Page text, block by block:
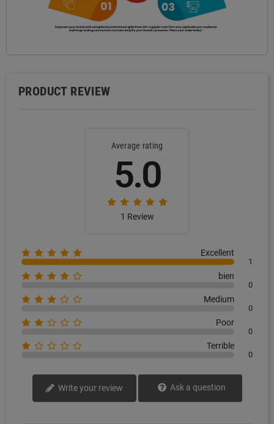
PRODUCT REVIEW
Average rating
5.0
1 Review
Excellent
1
bien
0
Medium
0
Poor
0
Terrible
0
Write your review Ask a question